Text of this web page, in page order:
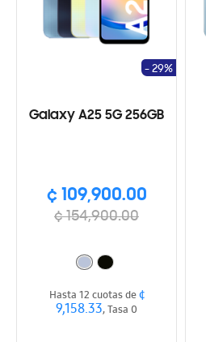
Galaxy A25 5G 256GB
¢ 109,900.00
¢ 154,900.00
- 29%
Hasta 12 cuotas de¢
9,158.33, Tasa 0